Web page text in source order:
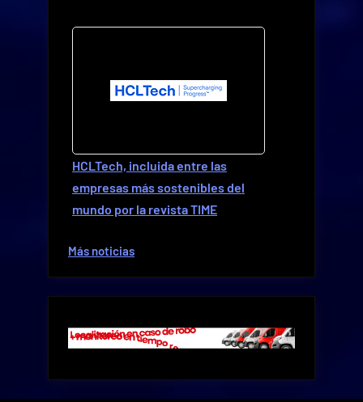
HCLTech, incluida entre las
empresas más sostenibles del
mundo por la revista TIME
Más noticias